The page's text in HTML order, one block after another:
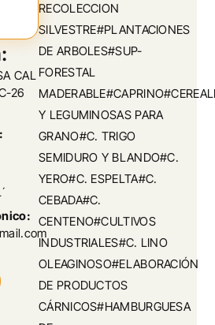
RECOLECCION
SILVESTRE#PLANTACIONES
DE ARBOLES#SUP-
FORESTAL
Y LEGUMINOSAS PARA
GRANO#C. TRIGO
SEMIDURO Y BLANDO#C.
YERO#C. ESPELTA#C.
CEBADA#C.
CENTENO#CULTIVOS
INDUSTRIALES#C. LINO
OLEAGINOSO#ELABORACIÓN
DE PRODUCTOS
CÁRNICOS#HAMBURGUESA
CAL
26